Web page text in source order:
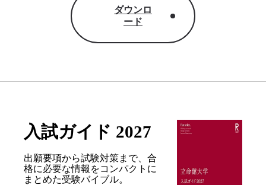
ダウンロ
ード
入試ガイド 2027
出願要項から試験対策まで、合
格に必要な情報をコンパクトに
まとめた受験バイブル。